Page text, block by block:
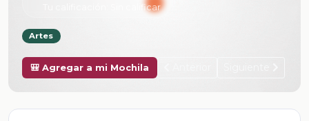
Sin calificar
Artes
🎒 Agregar a mi Mochila